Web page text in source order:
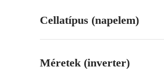
Cellatípus (napelem)
Méretek (inverter)